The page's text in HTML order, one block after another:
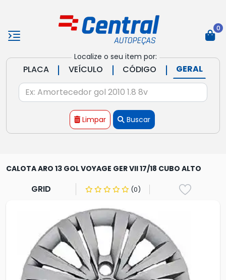
Localize o seu item por:
PLACA | VEÍCULO | CÓDIGO | GERAL
Limpar Buscar
0
CALOTA ARO 13 GOL VOYAGE GER VII 17/18 CUBO ALTO
GRID (0)